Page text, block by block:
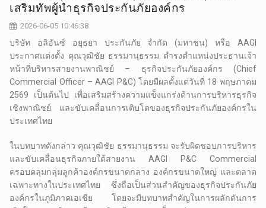
เสริมทัพผู้นำธุรกิจประกันภัยองค์กร
2026-06-05 10:46:38
บริษัท อลิอันซ์ อยุธยา ประกันภัย จำกัด (มหาชน) หรือ AAGI
ประกาศแต่งตั้ง คุณวุฒิชัย ธรรมานุธรรม ดำรงตำแหน่งประธานเจ้า
หน้าที่บริหารสายงานพาณิชย์ – ธุรกิจประกันภัยองค์กร (Chief
Commercial Officer – AAGI P&C) โดยมีผลตั้งแต่วันที่ 18 พฤษภาคม
2569 เป็นต้นไป เพื่อเสริมสร้างความแข็งแกร่งด้านการบริหารธุรกิจ
เชิงพาณิชย์ และขับเคลื่อนการเติบโตของธุรกิจประกันภัยองค์กรใน
ประเทศไทย
ในบทบาทดังกล่าว คุณวุฒิชัย ธรรมานุธรรม จะรับผิดชอบการบริหาร
และขับเคลื่อนธุรกิจภายใต้สายงาน AAGI P&C Commercial
ครอบคลุมกลุ่มลูกค้าองค์กรขนาดกลาง องค์กรขนาดใหญ่ และตลาด
เฉพาะทางในประเทศไทย ซึ่งถือเป็นส่วนสำคัญของธุรกิจประกันภัย
องค์กรในภูมิภาคเอเชีย โดยจะมีบทบาทสำคัญในการผลักดันการ